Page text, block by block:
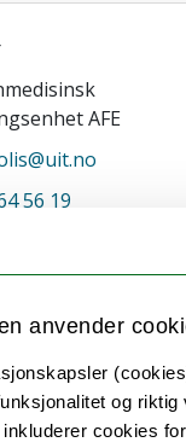
anvender
og riktig
cookies
AFE
56 19
du meg